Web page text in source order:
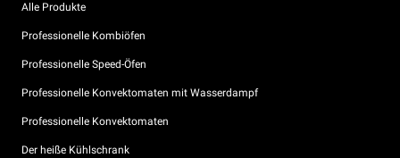
Alle Produkte
Professionelle Kombiöfen
Professionelle Speed-Öfen
Professionelle Konvektomaten mit Wasserdampf
Professionelle Konvektomaten
Der heiße Kühlschrank